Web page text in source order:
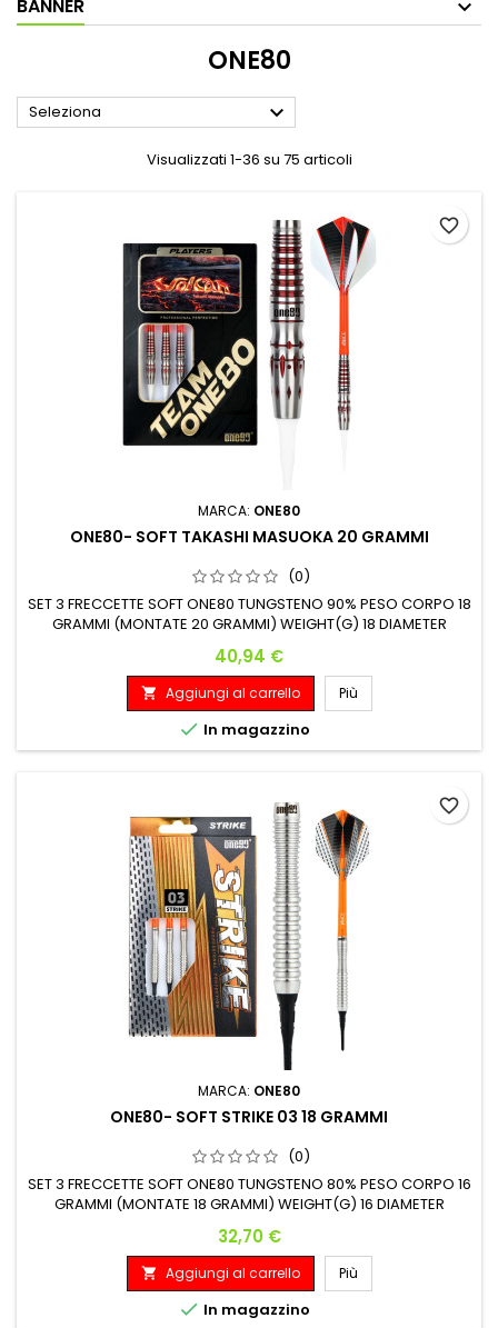
BANNER
ONE80
Seleziona 
Visualizzati 1-36 su 75 articoli
MARCA: ONE80
ONE80- SOFT TAKASHI MASUOKA 20 GRAMMI
(0)
SET 3 FRECCETTE SOFT ONE80 TUNGSTENO 90% PESO CORPO 18
GRAMMI (MONTATE 20 GRAMMI) WEIGHT(G) 18 DIAMETER
Prezzo
40,94 €
 Aggiungi al carrello Più
 In magazzino
favorite_border
MARCA: ONE80
ONE80- SOFT STRIKE 03 18 GRAMMI
(0)
SET 3 FRECCETTE SOFT ONE80 TUNGSTENO 80% PESO CORPO 16
GRAMMI (MONTATE 18 GRAMMI) WEIGHT(G) 16 DIAMETER
Prezzo
32,70 €
 Aggiungi al carrello Più
 In magazzino
favorite_border